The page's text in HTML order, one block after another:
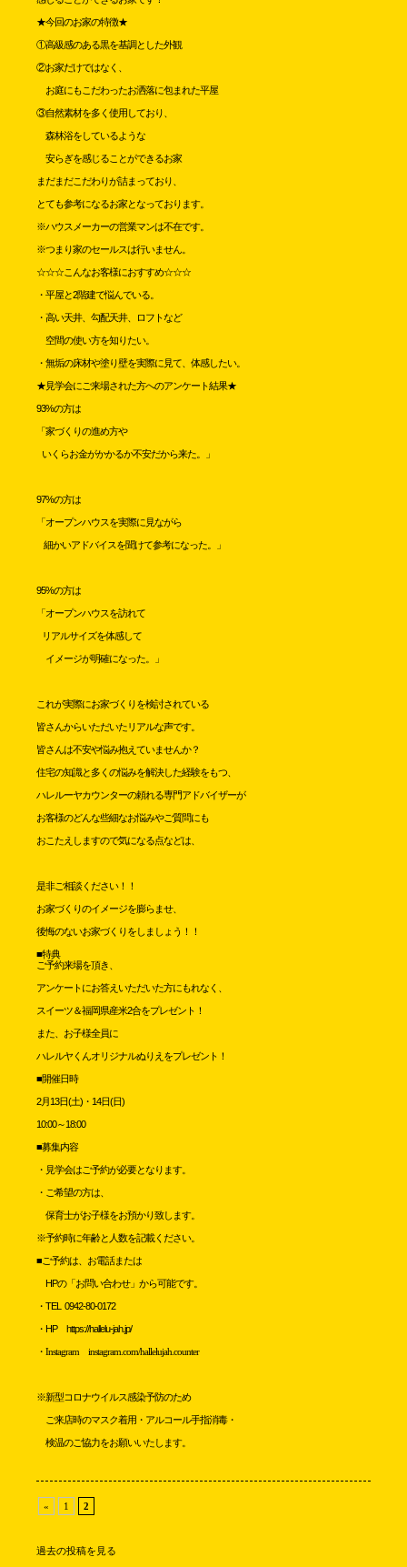
★今回のお家の特徴★
①高級感のある黒を基調とした外観
②お家だけではなく、
お庭にもこだわったお洒落に包まれた平屋
③自然素材を多く使用しており、
森林浴をしているような
安らぎを感じることができるお家
まだまだこだわりが詰まっており、
とても参考になるお家となっております。
※ハウスメーカーの営業マンは不在です。
※つまり家のセールスは行いません。
☆☆☆こんなお客様におすすめ☆☆☆
・平屋と2階建で悩んでいる。
・高い天井、勾配天井、ロフトなど
空間の使い方を知りたい。
・無垢の床材や塗り壁を実際に見て、体感したい。
★見学会にご来場された方へのアンケート結果★
93%の方は
「家づくりの進め方や
いくらお金がかかるか不安だから来た。」
97%の方は
「オープンハウスを実際に見ながら
細かいアドバイスを聞けて参考になった。」
95%の方は
「オープンハウスを訪れて
リアルサイズを体感して
イメージが明確になった。」
これが実際にお家づくりを検討されている
皆さんからいただいたリアルな声です。
皆さんは不安や悩み抱えていませんか？
住宅の知識と多くの悩みを解決した経験をもつ、
ハレルーヤカウンターの頼れる専門アドバイザーが
お客様のどんな些細なお悩みやご質問にも
おこたえしますので気になる点などは、
是非ご相談ください！！
お家づくりのイメージを膨らませ、
後悔のないお家づくりをしましょう！！
■特典
ご予約来場を頂き、
アンケートにお答えいただいた方にもれなく、
スイーツ＆福岡県産米2合をプレゼント！
また、お子様全員に
ハレルヤくんオリジナルぬりえをプレゼント！
■開催日時
2月13日(土)・14日(日)
10:00～18:00
■募集内容
・見学会はご予約が必要となります。
・ご希望の方は、
保育士がお子様をお預かり致します。
※予約時に年齢と人数を記載ください。
■ご予約は、お電話または
HPの「お問い合わせ」から可能です。
・ TEL 0942-80-0172
・HP https://hallelu-jah.jp/
・Instagram instagram.com/hallelujah.counter
※新型コロナウイルス感染予防のため
ご来店時のマスク着用・アルコール手指消毒・
検温のご協力をお願いいたします。
« 1 2
過去の投稿を見る